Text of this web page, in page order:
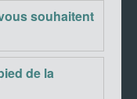
souhaitent
de la